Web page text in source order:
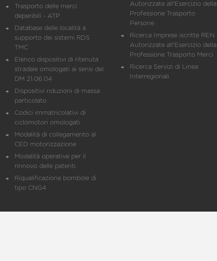
Trasporto delle merci
deperibili - ATP
Database delle località a
supporto dei sistemi RDS
TMC
Elenco dispositivi di ritenuta
stradale omologati ai sensi del
DM 21.06.04
Dispositivi riduzioni di massa
particolato
Codici immatricolativi di
ciclomotori omologati
Modalità di collegamento al
CED motorizzazione
Modalità operative per il
rinnovo delle patenti
Riqualificazione bombole di
tipo CNG4
Autorizzate all'Esercizio della
Professione Trasporto
Persone
Ricerca Imprese iscritte REN
Autorizzate all'Esercizio della
Professione Trasporto Merci
Ricerca Servizi di Linea
Interregionali